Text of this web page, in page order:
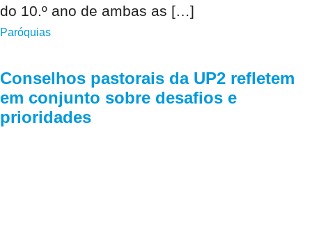
do 10.º ano de ambas as […]
Paróquias
Conselhos pastorais da UP2 refletem
em conjunto sobre desafios e
prioridades